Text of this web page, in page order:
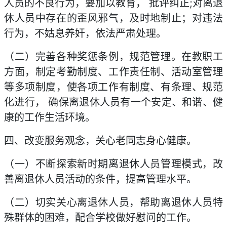
人员的不良行为，要加以教育， 批评纠正;对离退
休人员中存在的歪风邪气，及时地制止；对违法
行为，不姑息养奸，依法严肃处理。
（二）完善各种奖惩条例，规范管理。在教职工
方面，制定考勤制度、工作责任制、活动室管理
等多项制度，使各项工作有制度、有条理、规范
化进行， 确保离退休人员有一个安定、和谐、健
康的工作生活环境。
四、改变服务观念，关心老同志身心健康。
（一）不断探索新时期离退休人员管理模式，改
善离退休人员活动的条件，提高管理水平。
（二）切实关心离退休人员，帮助离退休人员特
殊群体的困难，配合学校做好慰问的工作。